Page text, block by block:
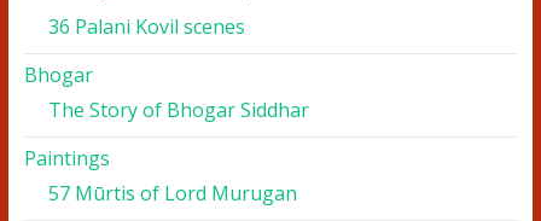
36 Palani Kovil scenes
Bhogar
The Story of Bhogar Siddhar
Paintings
57 Mūrtis of Lord Murugan